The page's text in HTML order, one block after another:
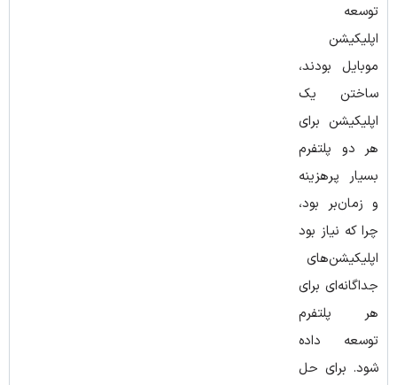
توسعه
اپلیکیشن
موبایل بودند،
ساختن یک
اپلیکیشن برای
هر دو پلتفرم
بسیار پرهزینه
و زمان‌بر بود،
چرا که نیاز بود
اپلیکیشن‌های
جداگانه‌ای برای
هر پلتفرم
توسعه داده
شود. برای حل